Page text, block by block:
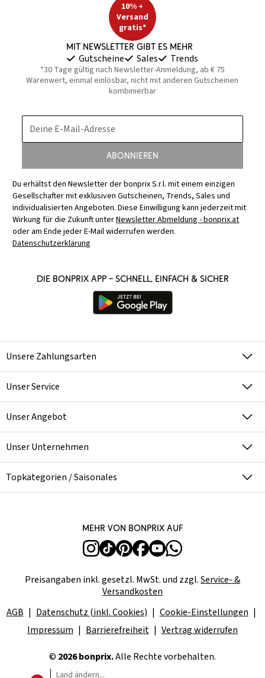
10% +
Versand
gratis*
Mit Newsletter gibt es mehr
Gutscheine Sales Trends
*30 Tage gültig nach Newsletter-Anmeldung, ab € 75
Warenwert, einmal einlösbar, nicht mit anderen Gutscheinen
kombinierbar
Deine E-Mail-Adresse
Abonnieren
Du erhältst den Newsletter der bonprix S.r.l. mit einem einzigen
Gesellschafter mit exklusiven Gutscheinen, Trends, Sales und
individualisierten Angeboten. Diese Einwilligung kann jederzeit mit
Wirkung für die Zukunft unterNewsletter Abmeldung - bonprix.at
oder am Ende jeder E-Mail widerrufen werden.
Datenschutzerklärung
Die bonprix App – schnell, einfach & sicher
Unsere Zahlungsarten
Unser Service
Unser Angebot
Unser Unternehmen
Topkategorien / Saisonales
Mehr von bonprix auf
Preisangaben inkl. gesetzl. MwSt. und zzgl.Service- &
Versandkosten
AGB
Datenschutz (inkl. Cookies)
Cookie-Einstellungen
Impressum
Barrierefreiheit Vertrag widerrufen
© 2026 bonprix.Alle Rechte vorbehalten.
Land ändern...